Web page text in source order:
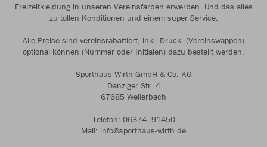
Freizeitkleidung in unseren Vereinsfarben erwerben. Und das alles
zu tollen Konditionen und einem super Service.
Alle Preise sind vereinsrabattiert, inkl. Druck. (Vereinswappen)
optional können (Nummer oder Initialen) dazu bestellt werden.
Sporthaus Wirth GmbH & Co. KG
Danziger Str. 4
67685 Weilerbach
Telefon: 06374- 91450
Mail: info@sporthaus-wirth.de